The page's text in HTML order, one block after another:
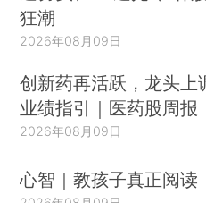
狂潮
2026年08月09日
创新药再活跃，龙头上
业绩指引｜医药股周报
2026年08月09日
心智｜教孩子真正阅读